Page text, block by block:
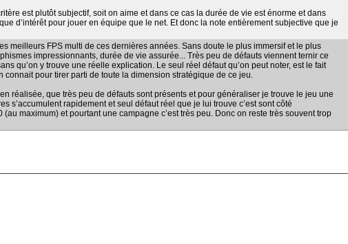
est plutôt subjectif, soit on aime et dans ce cas la durée de vie est énorme et dans
d’intérêt pour jouer en équipe que le net. Et donc la note entièrement subjective que je
meilleurs FPS multi de ces dernières années. Sans doute le plus immersif et le plus
impressionnants, durée de vie assurée... Très peu de défauts viennent ternir ce
qu’on y trouve une réelle explication. Le seul réel défaut qu’on peut noter, est le fait
pour tirer parti de toute la dimension stratégique de ce jeu.
réalisée, que très peu de défauts sont présents et pour généraliser je trouve le jeu une
s’accumulent rapidement et seul défaut réel que je lui trouve c’est sont côté
maximum) et pourtant une campagne c’est très peu. Donc on reste très souvent trop